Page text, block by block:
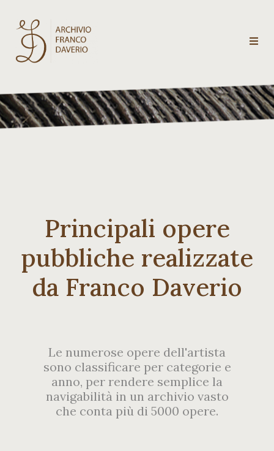
Archivio
Franco
Daverio
Contatti
Principali opere
pubbliche realizzate
da Franco Daverio
Le numerose opere dell'artista
sono classificare per categorie e
anno, per rendere semplice la
navigabilità in un archivio vasto
che conta più di 5000 opere.